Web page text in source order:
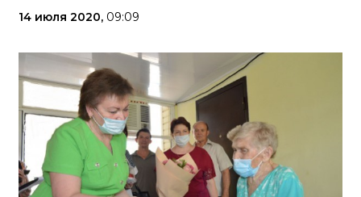
14 июля 2020, 09:09